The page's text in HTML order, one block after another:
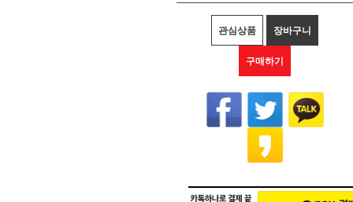
관심상품 장바구니
구매하기